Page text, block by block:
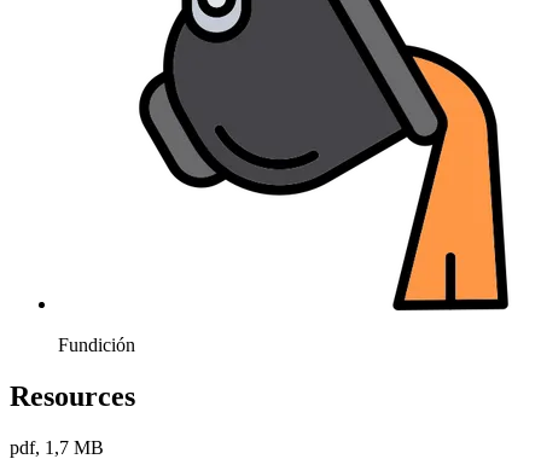
Fundición
Resources
pdf, 1,7 MB